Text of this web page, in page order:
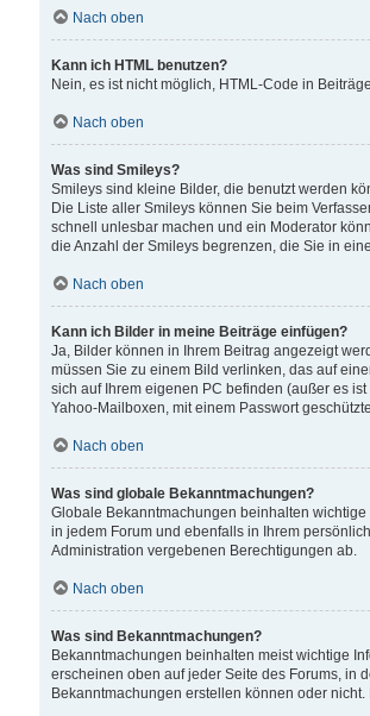
Nach oben
Kann ich HTML benutzen?
Nein, es ist nicht möglich, HTML-Code in
Nach oben
Was sind Smileys?
Smileys sind kleine Bilder, die benutzt werden
Die Liste aller Smileys können Sie beim
schnell unlesbar machen und ein Moderator
die Anzahl der Smileys begrenzen, die Sie in
Nach oben
Kann ich Bilder in meine Beiträge einfügen?
Ja, Bilder können in Ihrem Beitrag angezeigt
müssen Sie zu einem Bild verlinken, das auf
sich auf Ihrem eigenen PC befinden (außer es
Yahoo-Mailboxen, mit einem Passwort
Nach oben
Was sind globale Bekanntmachungen?
Globale Bekanntmachungen beinhalten
in jedem Forum und ebenfalls in Ihrem
Administration vergebenen Berechtigungen ab.
Nach oben
Was sind Bekanntmachungen?
Bekanntmachungen beinhalten meist wichtige
erscheinen oben auf jeder Seite des Forums, in
Bekanntmachungen erstellen können oder